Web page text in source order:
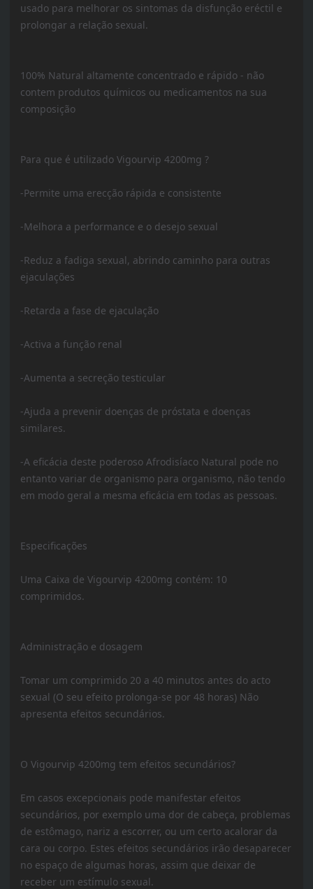
usado para melhorar os sintomas da disfunção eréctil e
prolongar a relação sexual.
100% Natural altamente concentrado e rápido - não
contem produtos químicos ou medicamentos na sua
composição
Para que é utilizado Vigourvip 4200mg ?
-Permite uma erecção rápida e consistente
-Melhora a performance e o desejo sexual
-Reduz a fadiga sexual, abrindo caminho para outras
ejaculações
-Retarda a fase de ejaculação
-Activa a função renal
-Aumenta a secreção testicular
-Ajuda a prevenir doenças de próstata e doenças
similares.
-A eficácia deste poderoso Afrodisíaco Natural pode no
entanto variar de organismo para organismo, não tendo
em modo geral a mesma eficácia em todas as pessoas.
Especificações
Uma Caixa de Vigourvip 4200mg contém: 10
comprimidos.
Administração e dosagem
Tomar um comprimido 20 a 40 minutos antes do acto
sexual (O seu efeito prolonga-se por 48 horas) Não
apresenta efeitos secundários.
O Vigourvip 4200mg tem efeitos secundários?
Em casos excepcionais pode manifestar efeitos
secundários, por exemplo uma dor de cabeça, problemas
de estômago, nariz a escorrer, ou um certo acalorar da
cara ou corpo. Estes efeitos secundários irão desaparecer
no espaço de algumas horas, assim que deixar de
receber um estímulo sexual.